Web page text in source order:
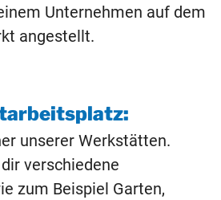
Unternehmen auf dem
angestellt.
unserer Werkstätten.
verschiedene
zum Beispiel Garten,